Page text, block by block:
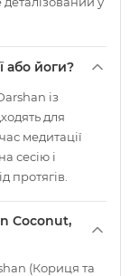
або йоги?
із
для
медитації
сесію і
протягів.
Coconut,
(Кориця та